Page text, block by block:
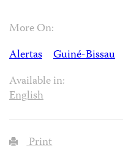
More On:
Alertas
Guiné-Bissau
Available in:
English
Print